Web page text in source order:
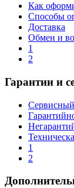
Как
Способы
Доставка
Обмен и
1
2
Гарантии и
1
2